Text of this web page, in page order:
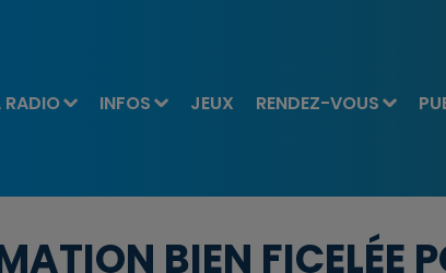
RADIO INFOS JEUX RENDEZ-VOUS
BIEN FICELÉE